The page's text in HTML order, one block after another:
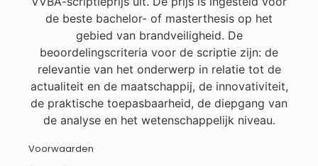
de beste bachelor- of masterthesis op het
gebied van brandveiligheid. De
beoordelingscriteria voor de scriptie zijn: de
relevantie van het onderwerp in relatie tot de
actualiteit en de maatschappij, de innovativiteit,
de praktische toepasbaarheid, de diepgang van
de analyse en het wetenschappelijk niveau.
Voorwaarden